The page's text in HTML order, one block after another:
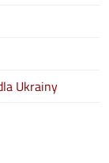
Ukrainy